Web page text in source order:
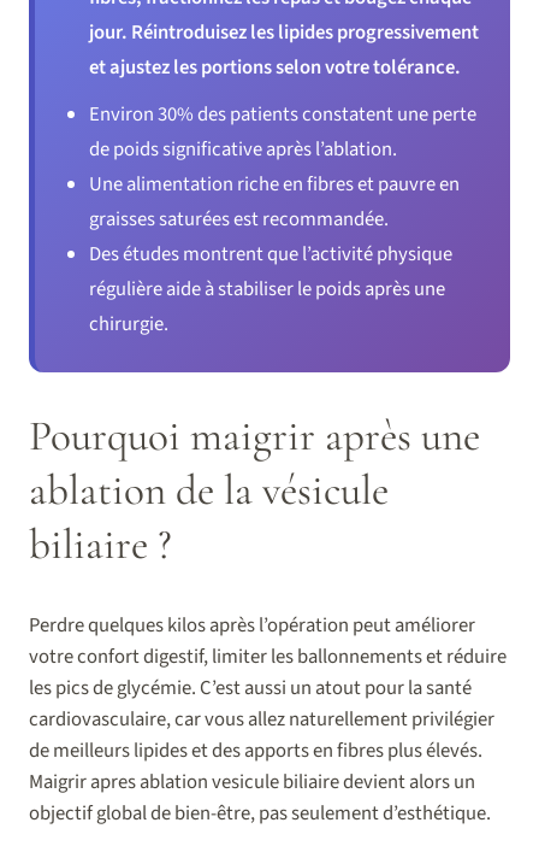
jour. Réintroduisez les lipides progressivement
et ajustez les portions selon votre tolérance.
Environ 30% des patients constatent une perte
de poids significative après l’ablation.
Une alimentation riche en fibres et pauvre en
graisses saturées est recommandée.
Des études montrent que l’activité physique
régulière aide à stabiliser le poids après une
chirurgie.
Pourquoi maigrir après une
ablation de la vésicule
biliaire ?
Perdre quelques kilos après l’opération peut améliorer
votre confort digestif, limiter les ballonnements et réduire
les pics de glycémie. C’est aussi un atout pour la santé
cardiovasculaire, car vous allez naturellement privilégier
de meilleurs lipides et des apports en fibres plus élevés.
Maigrir apres ablation vesicule biliaire devient alors un
objectif global de bien-être, pas seulement d’esthétique.